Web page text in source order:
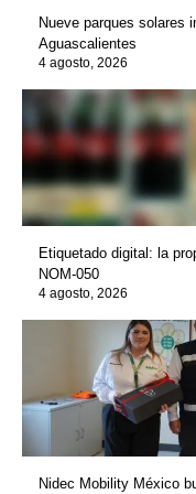
Nueve parques solares
Aguascalientes
4 agosto, 2026
Etiquetado digital: la
NOM-050
4 agosto, 2026
Nidec Mobility México